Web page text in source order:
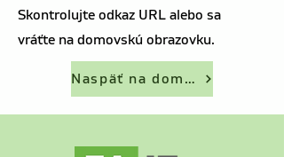
Skontrolujte odkaz URL alebo sa
vráťte na domovskú obrazovku.
Naspäť na domovskú stránku